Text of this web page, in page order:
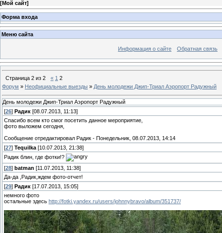
[Мой сайт]
Форма входа
Меню сайта
Информация о сайте Обратная связь
Страница 2 из 2 « 1 2
Форум » Неофициальные выезды » День молодежи Джип-Триал Аэропорт Радужный
День молодежи Джип-Триал Аэропорт Радужный
[26] Радик [08.07.2013, 11:13]
Спасибо всем кто смог посетить данное мероприятие,
фото выложем сегодня,
Сообщение отредактировал Радик - Понедельник, 08.07.2013, 14:14
[27] Tequilka [10.07.2013, 21:38]
Радик блин, где фотки!?
[28] batman [11.07.2013, 11:38]
Да-да ,Радик,ждем фото-отчет!
[29] Радик [17.07.2013, 15:05]
немного фото
остальные здесь http://fotki.yandex.ru/users/johnnybravo/album/351737/